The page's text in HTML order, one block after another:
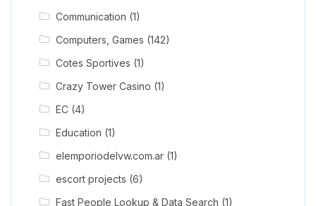
Communication (1)
Computers, Games (142)
Cotes Sportives (1)
Crazy Tower Сasino (1)
EC(4)
Education (1)
elemporiodelvw.com.ar(1)
escort projects (6)
Fast People Lookup & Data Search (1)